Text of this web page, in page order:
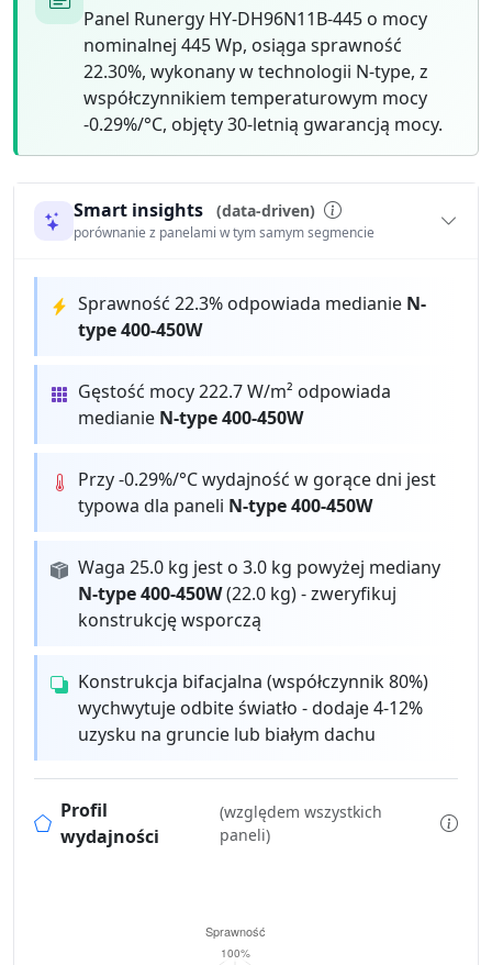
Panel Runergy HY-DH96N11B-445 o mocy
nominalnej 445 Wp, osiąga sprawność
22.30%, wykonany w technologii N-type, z
współczynnikiem temperaturowym mocy
-0.29%/°C, objęty 30-letnią gwarancją mocy.
Smart insights (data-driven)
porównanie z panelami w tym samym segmencie
Sprawność 22.3% odpowiada medianie N-
type 400-450W
Gęstość mocy 222.7 W/m² odpowiada
medianie N-type 400-450W
Przy -0.29%/°C wydajność w gorące dni jest
typowa dla paneli N-type 400-450W
Waga 25.0 kg jest o 3.0 kg powyżej mediany
N-type 400-450W(22.0 kg) - zweryfikuj
konstrukcję wsporczą
Konstrukcja bifacjalna (współczynnik 80%)
wychwytuje odbite światło - dodaje 4-12%
uzysku na gruncie lub białym dachu
Profil
wydajności
(względem wszystkich
paneli)